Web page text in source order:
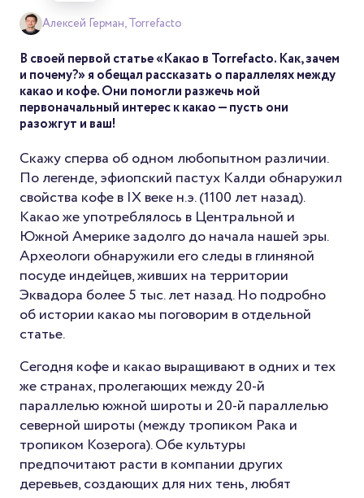
Алексей Герман, Torrefacto
В своей первой статье «Какао в Torrefacto. Как, зачем
и почему?» я обещал рассказать о параллелях между
какао и кофе. Они помогли разжечь мой
первоначальный интерес к какао — пусть они
разожгут и ваш!
Скажу сперва об одном любопытном различии.
По легенде, эфиопский пастух Калди обнаружил
свойства кофе в IX веке н.э. (1100 лет назад).
Какао же употреблялось в Центральной и
Южной Америке задолго до начала нашей эры.
Археологи обнаружили его следы в глиняной
посуде индейцев, живших на территории
Эквадора более 5 тыс. лет назад. Но подробно
об истории какао мы поговорим в отдельной
статье.
Сегодня кофе и какао выращивают в одних и тех
же странах, пролегающих между 20-й
параллелью южной широты и 20-й параллелью
северной широты (между тропиком Рака и
тропиком Козерога). Обе культуры
предпочитают расти в компании других
деревьев, создающих для них тень, любят